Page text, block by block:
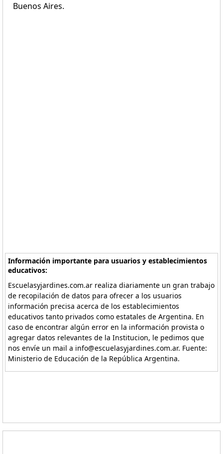
Buenos Aires.
Información importante para usuarios y establecimientos
educativos:
Escuelasyjardines.com.ar realiza diariamente un gran trabajo
de recopilación de datos para ofrecer a los usuarios
información precisa acerca de los establecimientos
educativos tanto privados como estatales de Argentina. En
caso de encontrar algún error en la información provista o
agregar datos relevantes de la Institucion, le pedimos que
nos envíe un mail a info@escuelasyjardines.com.ar. Fuente:
Ministerio de Educación de la República Argentina.